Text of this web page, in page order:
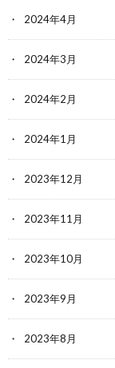
2024年4月
2024年3月
2024年2月
2024年1月
2023年12月
2023年11月
2023年10月
2023年9月
2023年8月